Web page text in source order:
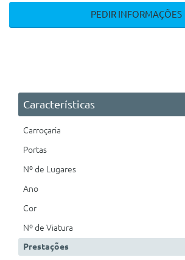
PEDIR INFORMAÇÕES
Características
Carroçaria
Portas
Nº de Lugares
Ano
Cor
Nº de Viatura
Prestações